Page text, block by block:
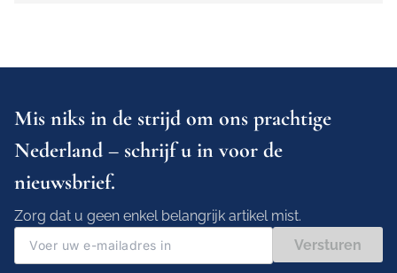
Mis niks in de strijd om ons prachtige
Nederland – schrijf u in voor de
nieuwsbrief.
Zorg dat u geen enkel belangrijk artikel mist.
Versturen